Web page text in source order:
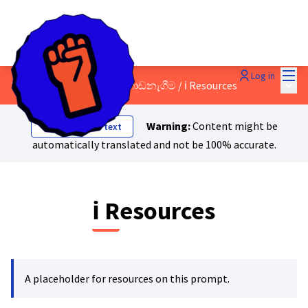
Log in
2 - මහජන ව්යාපාරයක් ගොඩනැගීම / ℹ️ Resources Main
Show original text Warning:Content might be
automatically translated and not be 100% accurate.
ℹ️ Resources
A placeholder for resources on this prompt.